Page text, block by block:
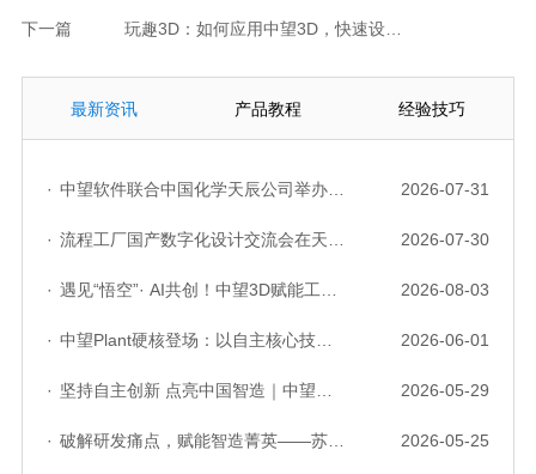
下一篇 玩趣3D：如何应用中望3D，快速设计基站天线传动螺杆？
最新资讯 产品教程 经验技巧
· 中望软件联合中国化学天辰公司举办“走进标杆企业”研讨会，共探流程工业数字化创新实践 2026-07-31
· 流程工厂国产数字化设计交流会在天津召开，中望自主CAD底座助力行业数字化转型实践获广泛关注 2026-07-30
· 遇见“悟空”· AI共创！中望3D赋能工业设计国产化与AI创新升级 2026-08-03
· 中望Plant硬核登场：以自主核心技术，破解流程工业数据一致性与协同困境 2026-06-01
· 坚持自主创新 点亮中国智造｜中望软件亮相第十届中国网络版权保护与发展大会 2026-05-29
· 破解研发痛点，赋能智造菁英——苏州研发菁英 CTO 成长营暨高级人才认证启动会圆满落幕 2026-05-25